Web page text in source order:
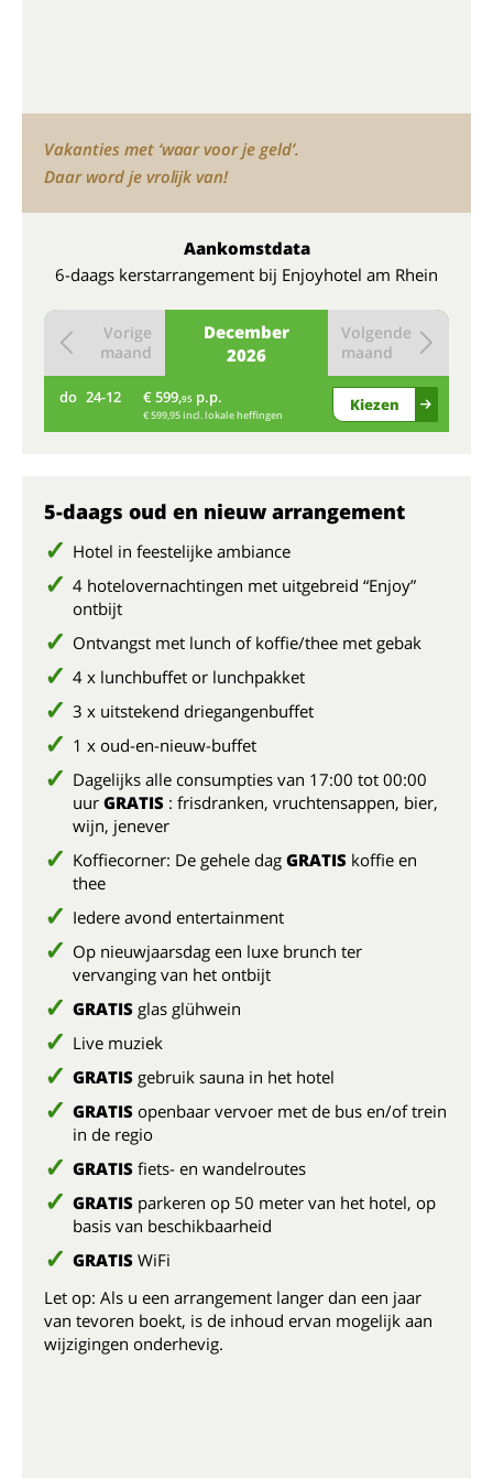
Vakanties met ‘waar voor je geld’.
Daar word je vrolijk van!
Aankomstdata
6-daags kerstarrangement bij Enjoyhotel am Rhein
December
2026
Vorige
maand
Volgende
maand
do 24-12 € 599,95 p.p.
€ 599,95 incl. lokale heffingen
Kiezen
5-daags oud en nieuw arrangement
Hotel in feestelijke ambiance
4 hotelovernachtingen met uitgebreid “Enjoy”
ontbijt
Ontvangst met lunch of koffie/thee met gebak
4 x lunchbuffet or lunchpakket
3 x uitstekend driegangenbuffet
1 x oud-en-nieuw-buffet
Dagelijks alle consumpties van 17:00 tot 00:00
uur GRATIS : frisdranken, vruchtensappen, bier,
wijn, jenever
Koffiecorner: De gehele dag GRATIS koffie en
thee
Iedere avond entertainment
Op nieuwjaarsdag een luxe brunch ter
vervanging van het ontbijt
GRATIS glas glühwein
Live muziek
GRATIS gebruik sauna in het hotel
GRATIS openbaar vervoer met de bus en/of trein
in de regio
GRATIS fiets- en wandelroutes
GRATIS parkeren op 50 meter van het hotel, op
basis van beschikbaarheid
GRATIS WiFi
Let op: Als u een arrangement langer dan een jaar
van tevoren boekt, is de inhoud ervan mogelijk aan
wijzigingen onderhevig.